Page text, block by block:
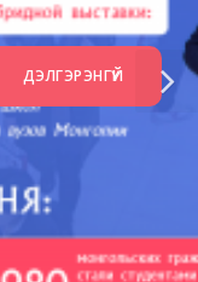
ДЭЛГЭРЭНГҮЙ